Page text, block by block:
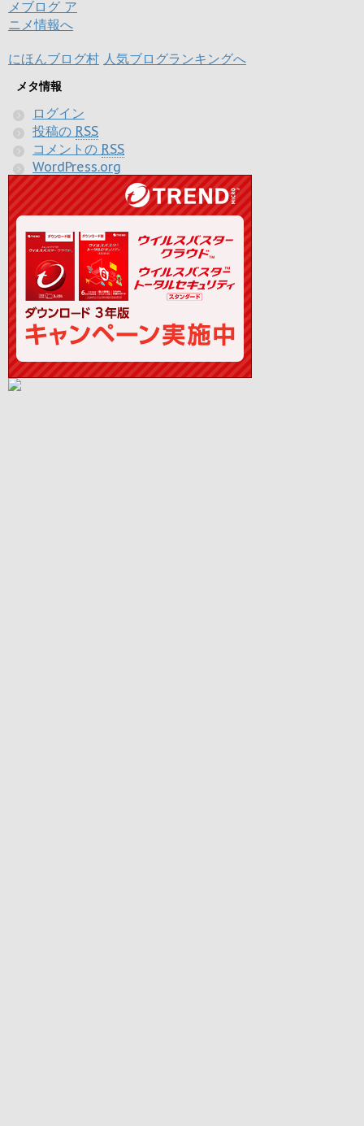
にほんブログ村 人気ブログランキングへ
メタ情報
ログイン
投稿の RSS
コメントの RSS
WordPress.org